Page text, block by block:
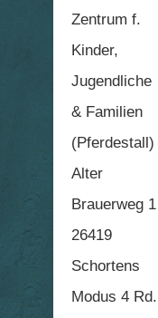
Zentrum f.
Kinder,
Jugendliche
& Familien
(Pferdestall)
Alter
Brauerweg 1
26419
Schortens
Modus 4 Rd.